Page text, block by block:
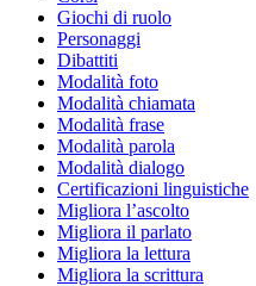
Giochi di ruolo
Personaggi
Dibattiti
Modalità foto
Modalità chiamata
Modalità frase
Modalità parola
Modalità dialogo
Certificazioni linguistiche
Migliora l’ascolto
Migliora il parlato
Migliora la lettura
Migliora la scrittura